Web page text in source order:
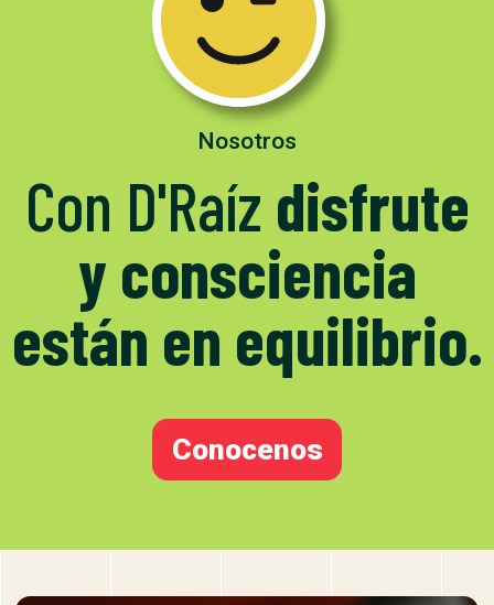
Nosotros
Con D'Raíz disfrute
y consciencia
están en equilibrio.
Conocenos